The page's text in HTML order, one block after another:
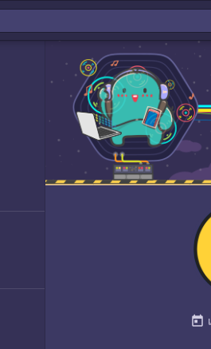
today